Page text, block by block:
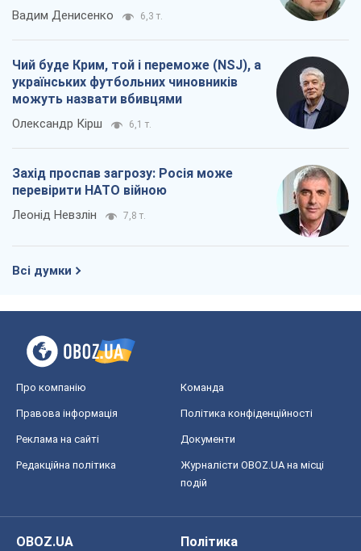
Вадим Денисенко 6,3 т.
Чий буде Крим, той і переможе (NSJ), а
українських футбольних чиновників
можуть назвати вбивцями
Олександр Кірш 6,1 т.
Захід проспав загрозу: Росія може
перевірити НАТО війною
Леонід Невзлін 7,8 т.
Всі думки
Про компанію Команда
Правова інформація Політика конфіденційності
Реклама на сайті Документи
Редакційна політика
Журналісти OBOZ.UA на місці
подій
OBOZ.UA
Політика